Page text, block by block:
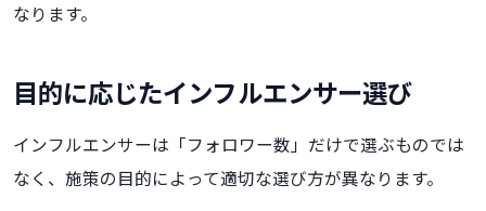
なります。
目的に応じたインフルエンサー選び
インフルエンサーは「フォロワー数」だけで選ぶものでは
なく、施策の目的によって適切な選び方が異なります。